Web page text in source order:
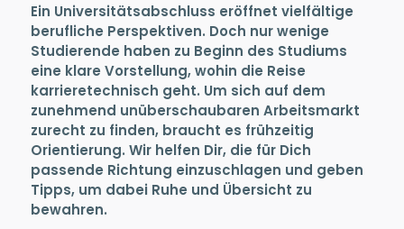
Ein Universitätsabschluss eröffnet vielfältige
berufliche Perspektiven. Doch nur wenige
Studierende haben zu Beginn des Studiums
eine klare Vorstellung, wohin die Reise
karrieretechnisch geht. Um sich auf dem
zunehmend unüberschaubaren Arbeitsmarkt
zurecht zu finden, braucht es frühzeitig
Orientierung. Wir helfen Dir, die für Dich
passende Richtung einzuschlagen und geben
Tipps, um dabei Ruhe und Übersicht zu
bewahren.